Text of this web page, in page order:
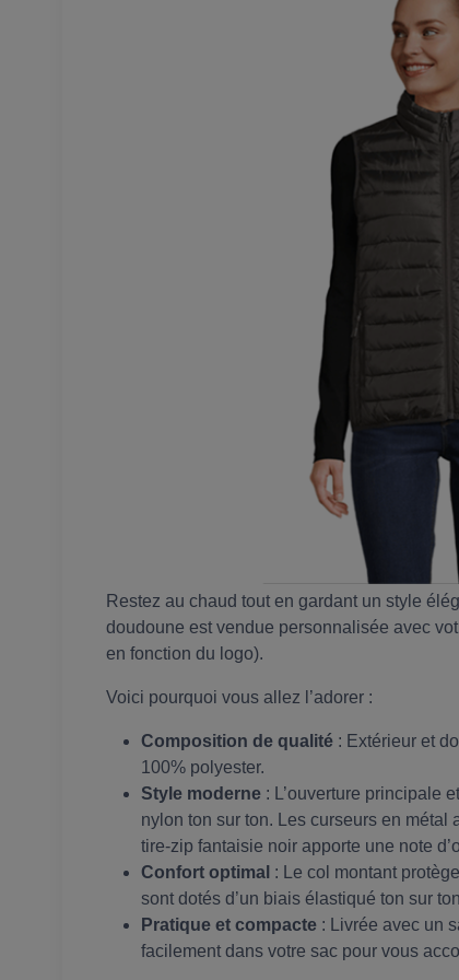
Restez au chaud tout en gardant un style
doudoune est vendue personnalisée avec
en fonction du logo).
Voici pourquoi vous allez l’adorer :
Composition de qualité : Extérieur et
100% polyester.
Style moderne : L’ouverture principale
nylon ton sur ton. Les curseurs en
tire-zip fantaisie noir apporte une note
Confort optimal : Le col montant
sont dotés d’un biais élastiqué ton sur
Pratique et compacte : Livrée avec un
facilement dans votre sac pour vous